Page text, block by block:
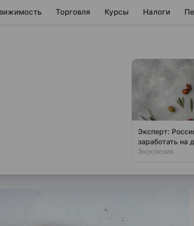
Торговля Курсы Налоги
компаний
пивоваренного
все потребности рынка,
Эксперт:
заработать на
оливкового
Эксклюзив